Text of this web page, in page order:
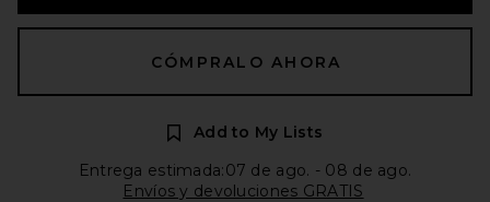
CÓMPRALO AHORA
Add to My Lists
Entrega estimada:07 de ago. - 08 de ago.
Envíos y devoluciones GRATIS